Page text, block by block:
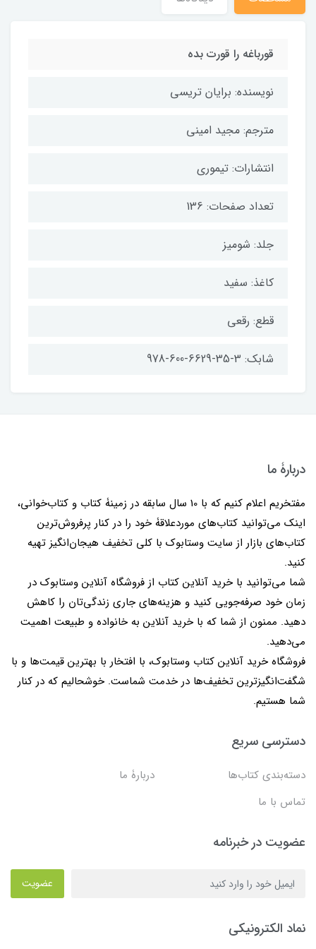
قورباغه را قورت بده
نویسنده: برایان تریسی
مترجم: مجید امینی
انتشارات: تیموری
تعداد صفحات: 136
جلد: شومیز
کاغذ: سفید
قطع: رقعی
شابک: 3-35-6629-600-978
دربارۀ ما
مفتخریم اعلام کنیم که با 10 سال سابقه در زمینۀ کتاب و کتاب‌خوانی،
اینک می‌توانید کتاب‌های موردعلاقۀ خود را در کنار پرفروش‌ترین
کتاب‌های بازار از سایت وستابوک با کلی تخفیف هیجان‌انگیز تهیه
کنید.
شما می‌توانید با خرید آنلاین کتاب از فروشگاه آنلاین وستابوک در
زمان خود صرفه‌جویی کنید و هزینه‌های جاری زندگی‌تان را کاهش
دهید. ممنون از شما که با خرید آنلاین به خانواده و طبیعت اهمیت
می‌دهید.
فروشگاه خرید آنلاین کتاب وستابوک، با افتخار با بهترین قیمت‌ها و با
شگفت‌انگیزترین تخفیف‌ها در خدمت شماست. خوشحالیم که در کنار
شما هستیم.
دسترسی سریع
دسته‌بندی کتاب‌ها
دربارۀ ما
تماس با ما
عضویت در خبرنامه
عضویت
نماد الکترونیکی